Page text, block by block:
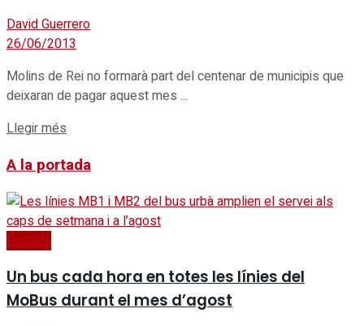
David Guerrero
26/06/2013
Molins de Rei no formarà part del centenar de municipis que
deixaran de pagar aquest mes ...
Llegir més
A la portada
Portada
Un bus cada hora en totes les línies del
MoBus durant el mes d’agost